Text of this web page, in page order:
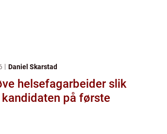
Daniel Skarstad
helsefagarbeider slik
kandidaten på første